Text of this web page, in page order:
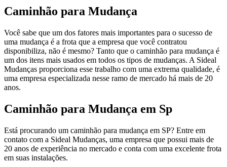
Caminhão para Mudança
Você sabe que um dos fatores mais importantes para o sucesso de
uma mudança é a frota que a empresa que você contratou
disponibiliza, não é mesmo? Tanto que o caminhão para mudança é
um dos itens mais usados em todos os tipos de mudanças. A Sideal
Mudanças proporciona esse trabalho com uma extrema qualidade, é
uma empresa especializada nesse ramo de mercado há mais de 20
anos.
Caminhão para Mudança em Sp
Está procurando um caminhão para mudança em SP? Entre em
contato com a Sideal Mudanças, uma empresa que possui mais de
20 anos de experiência no mercado e conta com uma excelente frota
em suas instalações.